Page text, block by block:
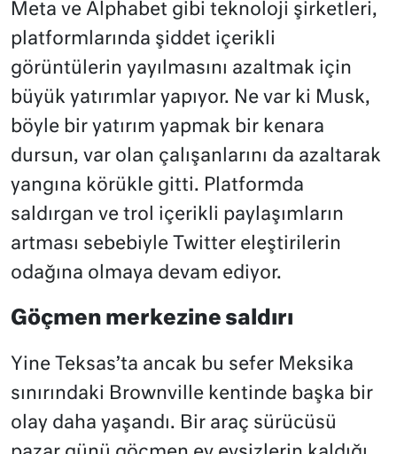
Meta ve Alphabet gibi teknoloji şirketleri,
platformlarında şiddet içerikli
görüntülerin yayılmasını azaltmak için
büyük yatırımlar yapıyor. Ne var ki Musk,
böyle bir yatırım yapmak bir kenara
dursun, var olan çalışanlarını da azaltarak
yangına körükle gitti. Platformda
saldırgan ve trol içerikli paylaşımların
artması sebebiyle Twitter eleştirilerin
odağına olmaya devam ediyor.
Göçmen merkezine saldırı
Yine Teksas’ta ancak bu sefer Meksika
sınırındaki Brownville kentinde başka bir
olay daha yaşandı. Bir araç sürücüsü